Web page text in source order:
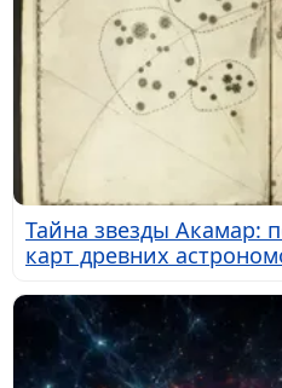
Тайна звезды Акамар:
карт древних